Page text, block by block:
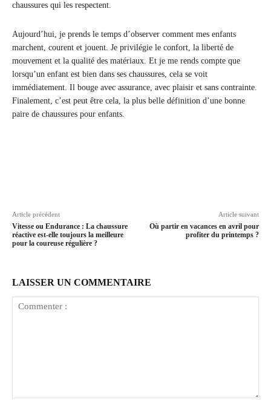
chaussures qui les respectent.
Aujourd’hui, je prends le temps d’observer comment mes enfants
marchent, courent et jouent. Je privilégie le confort, la liberté de
mouvement et la qualité des matériaux. Et je me rends compte que
lorsqu’un enfant est bien dans ses chaussures, cela se voit
immédiatement. Il bouge avec assurance, avec plaisir et sans contrainte.
Finalement, c’est peut être cela, la plus belle définition d’une bonne
paire de chaussures pour enfants.
Article précédent
Vitesse ou Endurance : La chaussure
réactive est-elle toujours la meilleure
pour la coureuse régulière ?
Article suivant
Où partir en vacances en avril pour
profiter du printemps ?
LAISSER UN COMMENTAIRE